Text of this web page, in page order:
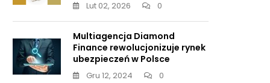
Lut 02, 2026 0
Multiagencja Diamond
Finance rewolucjonizuje rynek
ubezpieczeń w Polsce
Gru 12, 2024 0